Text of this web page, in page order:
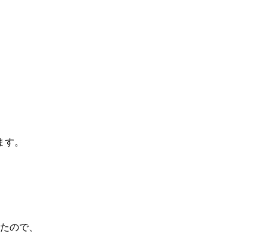
。
ので、